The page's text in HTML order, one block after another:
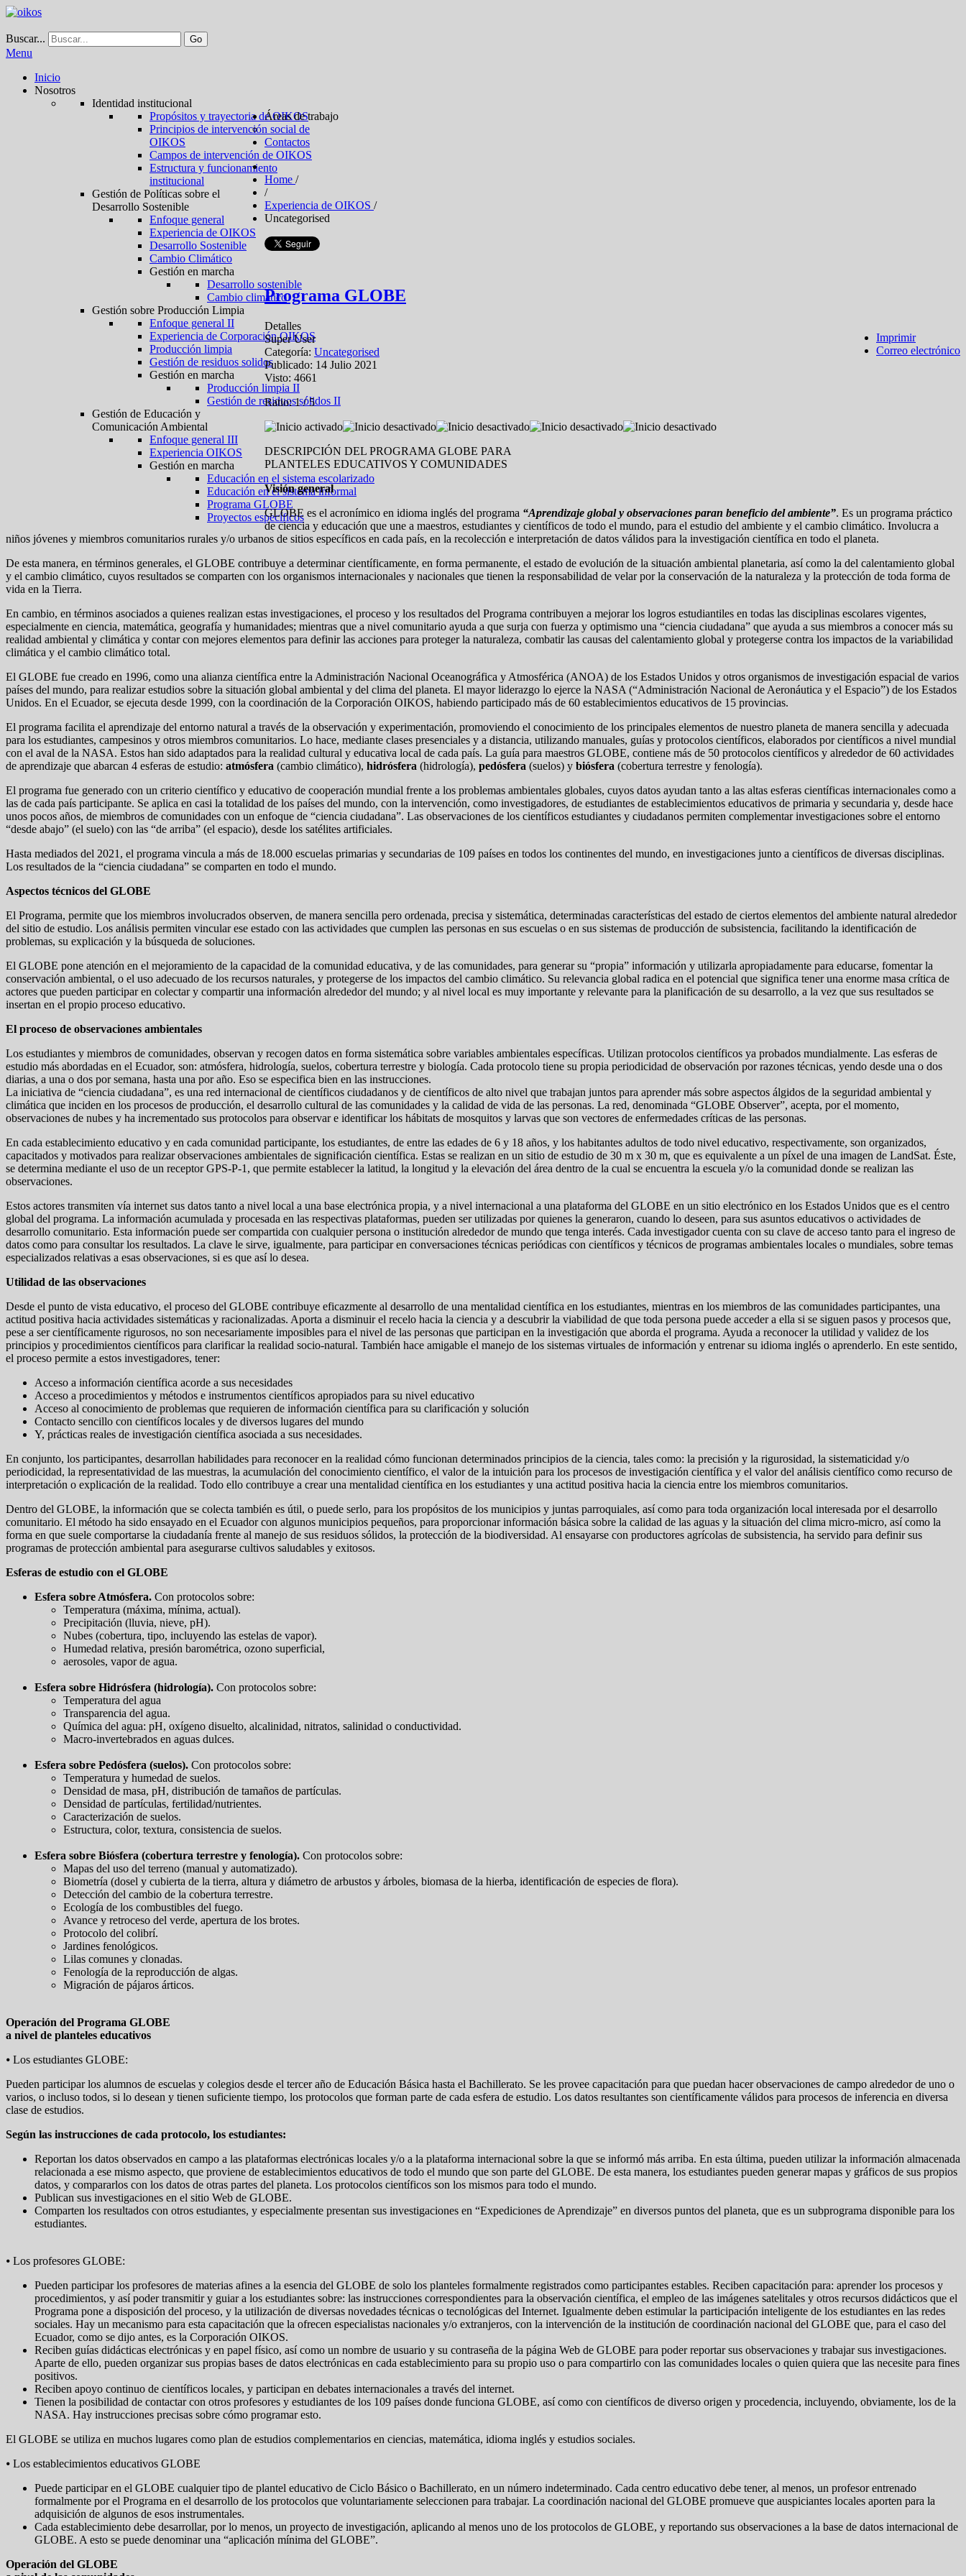
Buscar... Go
Menu
Inicio
Nosotros
Identidad institucional
Propósitos y trayectoria de OIKOS
Principios de intervención social de
OIKOS
Campos de intervención de OIKOS
Estructura y funcionamiento
institucional
Áreas de trabajo
Gestión de Políticas sobre el
Desarrollo Sostenible
Enfoque general
Experiencia de OIKOS
Desarrollo Sostenible
Cambio Climático
Gestión en marcha
Desarrollo sostenible
Cambio climático
Gestión sobre Producción Limpia
Enfoque general II
Experiencia de Corporación OIKOS
Producción limpia
Gestión de residuos solidos
Gestión en marcha
Producción limpia II
Gestión de residuos sólidos II
Gestión de Educación y
Comunicación Ambiental
Enfoque general III
Experiencia OIKOS
Gestión en marcha
Educación en el sistema escolarizado
Educación en el sistema informal
Programa GLOBE
Proyectos específicos
Contactos
Home /
/
Experiencia de OIKOS /
Uncategorised
Programa GLOBE
Imprimir
Correo electrónico
Detalles
Super User
Categoría: Uncategorised
Publicado: 14 Julio 2021
Visto: 4661
Ratio:1/5
DESCRIPCIÓN DEL PROGRAMA GLOBE PARA
PLANTELES EDUCATIVOS Y COMUNIDADES
Visión general
GLOBE es el acronímico en idioma inglés del programa “Aprendizaje global y observaciones paran beneficio del ambiente”. Es un programa práctico
de ciencia y educación que une a maestros, estudiantes y científicos de todo el mundo, para el estudio del ambiente y el cambio climático. Involucra a
niños jóvenes y miembros comunitarios rurales y/o urbanos de sitios específicos en cada país, en la recolección e interpretación de datos válidos para la investigación científica en todo el planeta.
De esta manera, en términos generales, el GLOBE contribuye a determinar científicamente, en forma permanente, el estado de evolución de la situación ambiental planetaria, así como la del calentamiento global
y el cambio climático, cuyos resultados se comparten con los organismos internacionales y nacionales que tienen la responsabilidad de velar por la conservación de la naturaleza y la protección de toda forma de
vida en la Tierra.
En cambio, en términos asociados a quienes realizan estas investigaciones, el proceso y los resultados del Programa contribuyen a mejorar los logros estudiantiles en todas las disciplinas escolares vigentes,
especialmente en ciencia, matemática, geografía y humanidades; mientras que a nivel comunitario ayuda a que surja con fuerza y optimismo una “ciencia ciudadana” que ayuda a sus miembros a conocer más su
realidad ambiental y climática y contar con mejores elementos para definir las acciones para proteger la naturaleza, combatir las causas del calentamiento global y protegerse contra los impactos de la variabilidad
climática y el cambio climático total.
El GLOBE fue creado en 1996, como una alianza científica entre la Administración Nacional Oceanográfica y Atmosférica (ANOA) de los Estados Unidos y otros organismos de investigación espacial de varios
países del mundo, para realizar estudios sobre la situación global ambiental y del clima del planeta. El mayor liderazgo lo ejerce la NASA (“Administración Nacional de Aeronáutica y el Espacio”) de los Estados
Unidos. En el Ecuador, se ejecuta desde 1999, con la coordinación de la Corporación OIKOS, habiendo participado más de 60 establecimientos educativos de 15 provincias.
El programa facilita el aprendizaje del entorno natural a través de la observación y experimentación, promoviendo el conocimiento de los principales elementos de nuestro planeta de manera sencilla y adecuada
para los estudiantes, campesinos y otros miembros comunitarios. Lo hace, mediante clases presenciales y a distancia, utilizando manuales, guías y protocolos científicos, elaborados por científicos a nivel mundial
con el aval de la NASA. Estos han sido adaptados para la realidad cultural y educativa local de cada país. La guía para maestros GLOBE, contiene más de 50 protocolos científicos y alrededor de 60 actividades
de aprendizaje que abarcan 4 esferas de estudio: atmósfera (cambio climático), hidrósfera (hidrología), pedósfera (suelos) y biósfera (cobertura terrestre y fenología).
El programa fue generado con un criterio científico y educativo de cooperación mundial frente a los problemas ambientales globales, cuyos datos ayudan tanto a las altas esferas científicas internacionales como a
las de cada país participante. Se aplica en casi la totalidad de los países del mundo, con la intervención, como investigadores, de estudiantes de establecimientos educativos de primaria y secundaria y, desde hace
unos pocos años, de miembros de comunidades con un enfoque de “ciencia ciudadana”. Las observaciones de los científicos estudiantes y ciudadanos permiten complementar investigaciones sobre el entorno
“desde abajo” (el suelo) con las “de arriba” (el espacio), desde los satélites artificiales.
Hasta mediados del 2021, el programa vincula a más de 18.000 escuelas primarias y secundarias de 109 países en todos los continentes del mundo, en investigaciones junto a científicos de diversas disciplinas.
Los resultados de la “ciencia ciudadana” se comparten en todo el mundo.
Aspectos técnicos del GLOBE
El Programa, permite que los miembros involucrados observen, de manera sencilla pero ordenada, precisa y sistemática, determinadas características del estado de ciertos elementos del ambiente natural alrededor
del sitio de estudio. Los análisis permiten vincular ese estado con las actividades que cumplen las personas en sus escuelas o en sus sistemas de producción de subsistencia, facilitando la identificación de
problemas, su explicación y la búsqueda de soluciones.
El GLOBE pone atención en el mejoramiento de la capacidad de la comunidad educativa, y de las comunidades, para generar su “propia” información y utilizarla apropiadamente para educarse, fomentar la
conservación ambiental, o el uso adecuado de los recursos naturales, y protegerse de los impactos del cambio climático. Su relevancia global radica en el potencial que significa tener una enorme masa crítica de
actores que pueden participar en colectar y compartir una información alrededor del mundo; y al nivel local es muy importante y relevante para la planificación de su desarrollo, a la vez que sus resultados se
insertan en el propio proceso educativo.
El proceso de observaciones ambientales
Los estudiantes y miembros de comunidades, observan y recogen datos en forma sistemática sobre variables ambientales específicas. Utilizan protocolos científicos ya probados mundialmente. Las esferas de
estudio más abordadas en el Ecuador, son: atmósfera, hidrología, suelos, cobertura terrestre y biología. Cada protocolo tiene su propia periodicidad de observación por razones técnicas, yendo desde una o dos
diarias, a una o dos por semana, hasta una por año. Eso se especifica bien en las instrucciones.
La iniciativa de “ciencia ciudadana”, es una red internacional de científicos ciudadanos y de científicos de alto nivel que trabajan juntos para aprender más sobre aspectos álgidos de la seguridad ambiental y
climática que inciden en los procesos de producción, el desarrollo cultural de las comunidades y la calidad de vida de las personas. La red, denominada “GLOBE Observer”, acepta, por el momento,
observaciones de nubes y ha incrementado sus protocolos para observar e identificar los hábitats de mosquitos y larvas que son vectores de enfermedades críticas de las personas.
En cada establecimiento educativo y en cada comunidad participante, los estudiantes, de entre las edades de 6 y 18 años, y los habitantes adultos de todo nivel educativo, respectivamente, son organizados,
capacitados y motivados para realizar observaciones ambientales de significación científica. Estas se realizan en un sitio de estudio de 30 m x 30 m, que es equivalente a un píxel de una imagen de LandSat. Éste,
se determina mediante el uso de un receptor GPS-P-1, que permite establecer la latitud, la longitud y la elevación del área dentro de la cual se encuentra la escuela y/o la comunidad donde se realizan las
observaciones.
Estos actores transmiten vía internet sus datos tanto a nivel local a una base electrónica propia, y a nivel internacional a una plataforma del GLOBE en un sitio electrónico en los Estados Unidos que es el centro
global del programa. La información acumulada y procesada en las respectivas plataformas, pueden ser utilizadas por quienes la generaron, cuando lo deseen, para sus asuntos educativos o actividades de
desarrollo comunitario. Esta información puede ser compartida con cualquier persona o institución alrededor de mundo que tenga interés. Cada investigador cuenta con su clave de acceso tanto para el ingreso de
datos como para consultar los resultados. La clave le sirve, igualmente, para participar en conversaciones técnicas periódicas con científicos y técnicos de programas ambientales locales o mundiales, sobre temas
especializados relativas a esas observaciones, si es que así lo desea.
Utilidad de las observaciones
Desde el punto de vista educativo, el proceso del GLOBE contribuye eficazmente al desarrollo de una mentalidad científica en los estudiantes, mientras en los miembros de las comunidades participantes, una
actitud positiva hacia actividades sistemáticas y racionalizadas. Aporta a disminuir el recelo hacia la ciencia y a descubrir la viabilidad de que toda persona puede acceder a ella si se siguen pasos y procesos que,
pese a ser científicamente rigurosos, no son necesariamente imposibles para el nivel de las personas que participan en la investigación que aborda el programa. Ayuda a reconocer la utilidad y validez de los
principios y procedimientos científicos para clarificar la realidad socio-natural. También hace amigable el manejo de los sistemas virtuales de información y entrenar su idioma inglés o aprenderlo. En este sentido,
el proceso permite a estos investigadores, tener:
Acceso a información científica acorde a sus necesidades
Acceso a procedimientos y métodos e instrumentos científicos apropiados para su nivel educativo
Acceso al conocimiento de problemas que requieren de información científica para su clarificación y solución
Contacto sencillo con científicos locales y de diversos lugares del mundo
Y, prácticas reales de investigación científica asociada a sus necesidades.
En conjunto, los participantes, desarrollan habilidades para reconocer en la realidad cómo funcionan determinados principios de la ciencia, tales como: la precisión y la rigurosidad, la sistematicidad y/o
periodicidad, la representatividad de las muestras, la acumulación del conocimiento científico, el valor de la intuición para los procesos de investigación científica y el valor del análisis científico como recurso de
interpretación o explicación de la realidad. Todo ello contribuye a crear una mentalidad científica en los estudiantes y una actitud positiva hacia la ciencia entre los miembros comunitarios.
Dentro del GLOBE, la información que se colecta también es útil, o puede serlo, para los propósitos de los municipios y juntas parroquiales, así como para toda organización local interesada por el desarrollo
comunitario. El método ha sido ensayado en el Ecuador con algunos municipios pequeños, para proporcionar información básica sobre la calidad de las aguas y la situación del clima micro-micro, así como la
forma en que suele comportarse la ciudadanía frente al manejo de sus residuos sólidos, la protección de la biodiversidad. Al ensayarse con productores agrícolas de subsistencia, ha servido para definir sus
programas de protección ambiental para asegurarse cultivos saludables y exitosos.
Esferas de estudio con el GLOBE
Esfera sobre Atmósfera. Con protocolos sobre:
Temperatura (máxima, mínima, actual).
Precipitación (lluvia, nieve, pH).
Nubes (cobertura, tipo, incluyendo las estelas de vapor).
Humedad relativa, presión barométrica, ozono superficial,
aerosoles, vapor de agua.
Esfera sobre Hidrósfera (hidrología). Con protocolos sobre:
Temperatura del agua
Transparencia del agua.
Química del agua: pH, oxígeno disuelto, alcalinidad, nitratos, salinidad o conductividad.
Macro-invertebrados en aguas dulces.
Esfera sobre Pedósfera (suelos). Con protocolos sobre:
Temperatura y humedad de suelos.
Densidad de masa, pH, distribución de tamaños de partículas.
Densidad de partículas, fertilidad/nutrientes.
Caracterización de suelos.
Estructura, color, textura, consistencia de suelos.
Esfera sobre Biósfera (cobertura terrestre y fenología). Con protocolos sobre:
Mapas del uso del terreno (manual y automatizado).
Biometría (dosel y cubierta de la tierra, altura y diámetro de arbustos y árboles, biomasa de la hierba, identificación de especies de flora).
Detección del cambio de la cobertura terrestre.
Ecología de los combustibles del fuego.
Avance y retroceso del verde, apertura de los brotes.
Protocolo del colibrí.
Jardines fenológicos.
Lilas comunes y clonadas.
Fenología de la reproducción de algas.
Migración de pájaros árticos.
Operación del Programa GLOBE
a nivel de planteles educativos
⦁ Los estudiantes GLOBE:
Pueden participar los alumnos de escuelas y colegios desde el tercer año de Educación Básica hasta el Bachillerato. Se les provee capacitación para que puedan hacer observaciones de campo alrededor de uno o
varios, o incluso todos, si lo desean y tienen suficiente tiempo, los protocolos que forman parte de cada esfera de estudio. Los datos resultantes son científicamente válidos para procesos de inferencia en diversa
clase de estudios.
Según las instrucciones de cada protocolo, los estudiantes:
Reportan los datos observados en campo a las plataformas electrónicas locales y/o a la plataforma internacional sobre la que se informó más arriba. En esta última, pueden utilizar la información almacenada
relacionada a ese mismo aspecto, que proviene de establecimientos educativos de todo el mundo que son parte del GLOBE. De esta manera, los estudiantes pueden generar mapas y gráficos de sus propios
datos, y compararlos con los datos de otras partes del planeta. Los protocolos científicos son los mismos para todo el mundo.
Publican sus investigaciones en el sitio Web de GLOBE.
Comparten los resultados con otros estudiantes, y especialmente presentan sus investigaciones en “Expediciones de Aprendizaje” en diversos puntos del planeta, que es un subprograma disponible para los
estudiantes.
⦁ Los profesores GLOBE:
Pueden participar los profesores de materias afines a la esencia del GLOBE de solo los planteles formalmente registrados como participantes estables. Reciben capacitación para: aprender los procesos y
procedimientos, y así poder transmitir y guiar a los estudiantes sobre: las instrucciones correspondientes para la observación científica, el empleo de las imágenes satelitales y otros recursos didácticos que el
Programa pone a disposición del proceso, y la utilización de diversas novedades técnicas o tecnológicas del Internet. Igualmente deben estimular la participación inteligente de los estudiantes en las redes
sociales. Hay un mecanismo para esta capacitación que la ofrecen especialistas nacionales y/o extranjeros, con la intervención de la institución de coordinación nacional del GLOBE que, para el caso del
Ecuador, como se dijo antes, es la Corporación OIKOS.
Reciben guías didácticas electrónicas y en papel físico, así como un nombre de usuario y su contraseña de la página Web de GLOBE para poder reportar sus observaciones y trabajar sus investigaciones.
Aparte de ello, pueden organizar sus propias bases de datos electrónicas en cada establecimiento para su propio uso o para compartirlo con las comunidades locales o quien quiera que las necesite para fines
positivos.
Reciben apoyo continuo de científicos locales, y participan en debates internacionales a través del internet.
Tienen la posibilidad de contactar con otros profesores y estudiantes de los 109 países donde funciona GLOBE, así como con científicos de diverso origen y procedencia, incluyendo, obviamente, los de la
NASA. Hay instrucciones precisas sobre cómo programar esto.
El GLOBE se utiliza en muchos lugares como plan de estudios complementarios en ciencias, matemática, idioma inglés y estudios sociales.
⦁ Los establecimientos educativos GLOBE
Puede participar en el GLOBE cualquier tipo de plantel educativo de Ciclo Básico o Bachillerato, en un número indeterminado. Cada centro educativo debe tener, al menos, un profesor entrenado
formalmente por el Programa en el desarrollo de los protocolos que voluntariamente seleccionen para trabajar. La coordinación nacional del GLOBE promueve que auspiciantes locales aporten para la
adquisición de algunos de esos instrumentales.
Cada establecimiento debe desarrollar, por lo menos, un proyecto de investigación, aplicando al menos uno de los protocolos de GLOBE, y reportando sus observaciones a la base de datos internacional de
GLOBE. A esto se puede denominar una “aplicación mínima del GLOBE”.
Operación del GLOBE